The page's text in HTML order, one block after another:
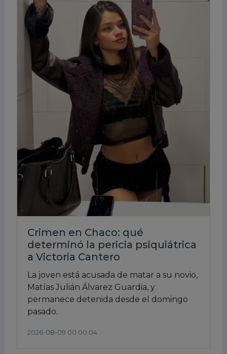
Crimen en Chaco: qué
determinó la pericia psiquiátrica
a Victoria Cantero
La joven está acusada de matar a su novio,
Matías Julián Álvarez Guardia, y
permanece detenida desde el domingo
pasado.
2026-08-09 00:00:04